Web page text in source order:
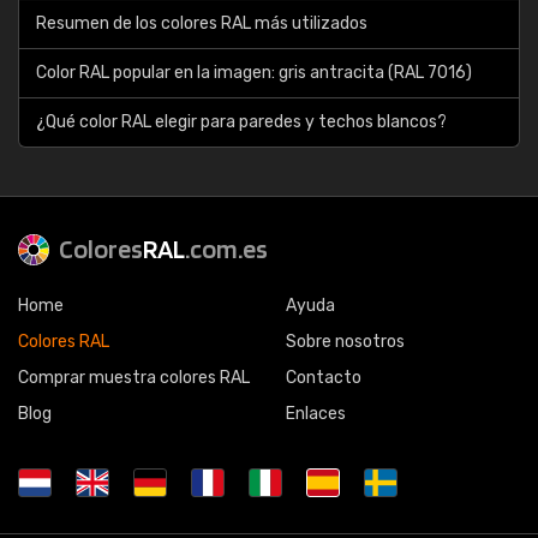
Resumen de los colores RAL más utilizados
Color RAL popular en la imagen: gris antracita (RAL 7016)
¿Qué color RAL elegir para paredes y techos blancos?
ColoresRAL.com.es
Home
Colores RAL
Comprar muestra colores RAL
Blog
Ayuda
Sobre nosotros
Contacto
Enlaces